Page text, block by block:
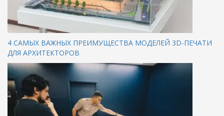
4 САМЫХ ВАЖНЫХ ПРЕИМУЩЕСТВА МОДЕЛЕЙ 3D-ПЕЧАТИ
ДЛЯ АРХИТЕКТОРОВ